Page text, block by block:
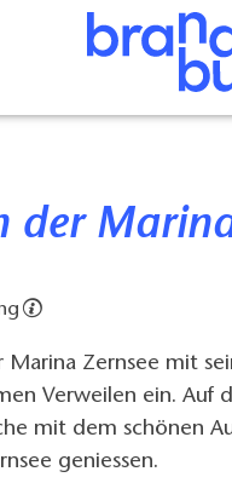
der
Marina Zernsee mit
Verweilen ein. Auf
mit dem schönen
geniessen.